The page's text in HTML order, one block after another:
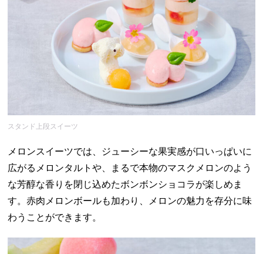
スタンド上段スイーツ
メロンスイーツでは、ジューシーな果実感が口いっぱいに
広がるメロンタルトや、まるで本物のマスクメロンのよう
な芳醇な香りを閉じ込めたボンボンショコラが楽しめま
す。赤肉メロンボールも加わり、メロンの魅力を存分に味
わうことができます。